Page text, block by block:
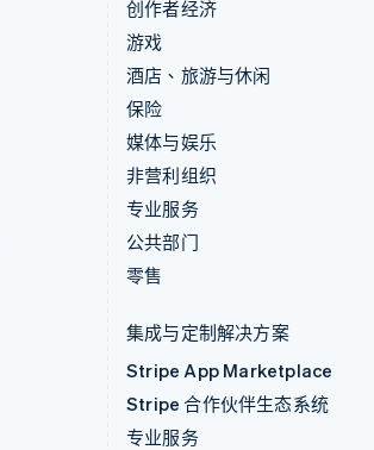
创作者经济
游戏
酒店、旅游与休闲
保险
媒体与娱乐
非营利组织
专业服务
公共部门
零售
集成与定制解决方案
Stripe App Marketplace
Stripe 合作伙伴生态系统
专业服务